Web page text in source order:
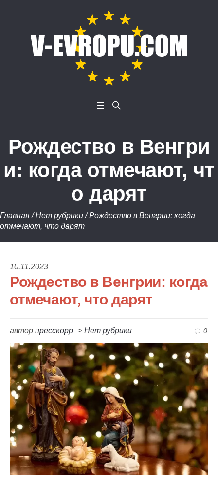
Рождество в Венгри
и: когда отмечают, чт
о дарят
Главная /Нет рубрики /Рождество в Венгрии: когда
отмечают, что дарят
10.11.2023
Рождество в Венгрии: когда
отмечают, что дарят
автор пресскорр > Нет рубрики 0